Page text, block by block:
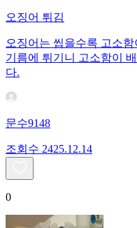
오징어 튀김
오징어는 씹을수록 고소
기름에 튀기니 고소함이
다.
문수9148
조회수 2425.12.14
0